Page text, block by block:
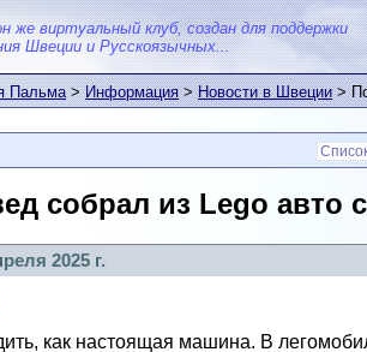
же виртуальный клуб, создан для поддержки
Швеции и Русскоязычных...
Пальма>Информация>Новости в Швеции>
собрал из Lego авто
2025 г.
как настоящая машина. В